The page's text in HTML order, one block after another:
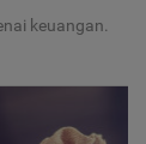
keuangan.